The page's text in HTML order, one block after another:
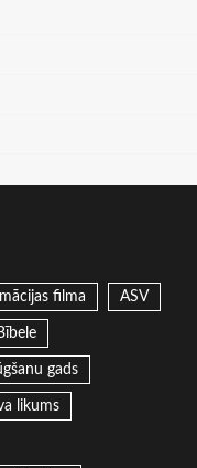
filma ASV
gads
likums